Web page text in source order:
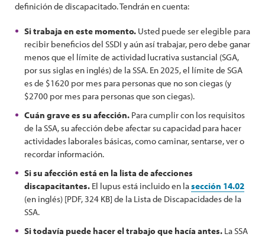
definición de discapacitado. Tendrán en cuenta:
Si trabaja en este momento. Usted puede ser elegible para
recibir beneficios del SSDI y aún así trabajar, pero debe ganar
menos que el límite de actividad lucrativa sustancial (SGA,
por sus siglas en inglés) de la SSA. En 2025, el límite de SGA
es de $1620 por mes para personas que no son ciegas (y
$2700 por mes para personas que son ciegas).
Cuán grave es su afección. Para cumplir con los requisitos
de la SSA, su afección debe afectar su capacidad para hacer
actividades laborales básicas, como caminar, sentarse, ver o
recordar información.
Si su afección está en la lista de afecciones
discapacitantes. El lupus está incluido en lasección 14.02
(en inglés) [PDF, 324 KB] de la Lista de Discapacidades de la
SSA.
Si todavía puede hacer el trabajo que hacía antes. La SSA